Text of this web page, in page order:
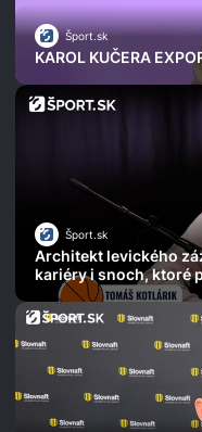
Šport.sk
KAROL KUČERA
Šport.sk
Architekt levického
kariéry i snoch, ktoré